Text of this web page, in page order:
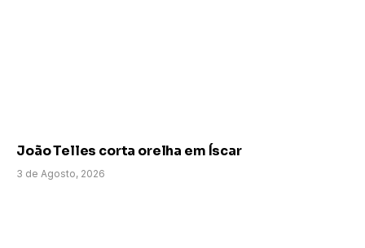
João Telles corta orelha em Íscar
3 de Agosto, 2026